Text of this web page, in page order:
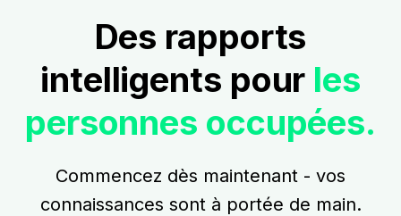
Des rapports
intelligents pour les
personnes occupées.
Commencez dès maintenant - vos
connaissances sont à portée de main.